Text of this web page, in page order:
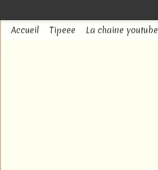
Accueil Tipeee La chaine youtube